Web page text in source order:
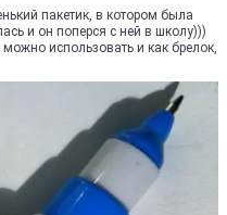
пакетик, в котором была
и он поперся с ней в школу)))
использовать и как брелок,